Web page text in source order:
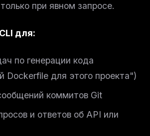
при явном запросе.
для:
по генерации кода
Dockerfile для этого проекта")
коммитов Git
и ответов об API или